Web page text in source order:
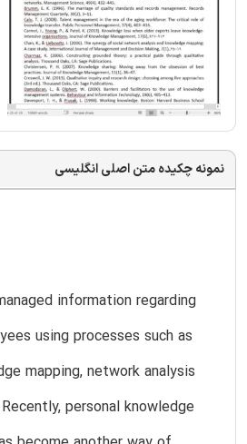
نمونه چکیده متن اصلی انگلیسی
information regarding
using processes such as
mapping, network analysis
personal knowledge